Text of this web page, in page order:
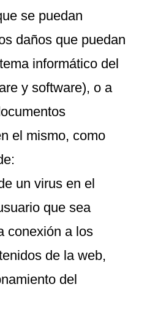
se puedan
daños que puedan
informático del
y software), o a
el mismo, como
un virus en el
que sea
conexión a los
de la web,
del